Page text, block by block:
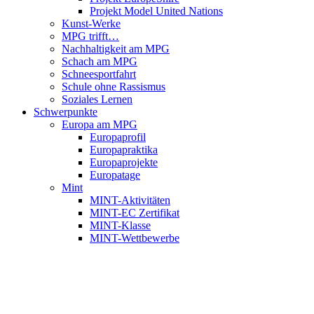
Projekt Model United Nations
Kunst-Werke
MPG trifft…
Nachhaltigkeit am MPG
Schach am MPG
Schneesportfahrt
Schule ohne Rassismus
Soziales Lernen
Schwerpunkte
Europa am MPG
Europaprofil
Europapraktika
Europaprojekte
Europatage
Mint
MINT-Aktivitäten
MINT-EC Zertifikat
MINT-Klasse
MINT-Wettbewerbe